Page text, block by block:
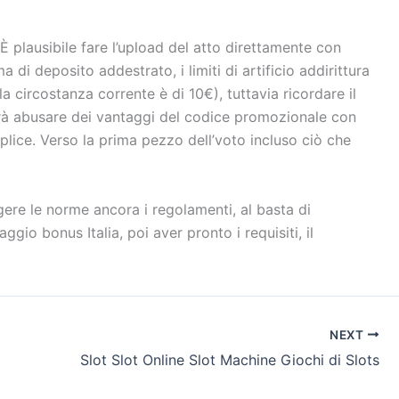
plausibile fare l’upload del atto direttamente con
di deposito addestrato, i limiti di artificio addirittura
circostanza corrente è di 10€), tuttavia ricordare il
abusare dei vantaggi del codice promozionale con
Verso la prima pezzo dell’voto incluso ciò che
le norme ancora i regolamenti, al basta di
bonus Italia, poi aver pronto i requisiti, il
NEXT
Slot Slot Online Slot Machine Giochi di Slots